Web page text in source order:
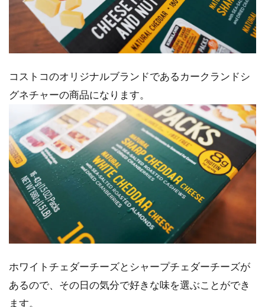
コストコのオリジナルブランドであるカークランドシ
グネチャーの商品になります。
ホワイトチェダーチーズとシャープチェダーチーズが
あるので、その日の気分で好きな味を選ぶことができ
ます。